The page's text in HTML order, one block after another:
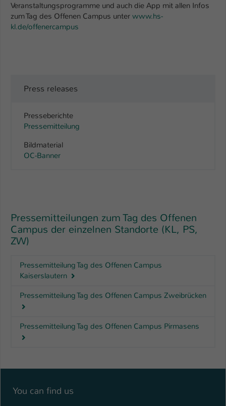
Veranstaltungsprogramme und auch die App mit allen Infos
zum Tag des Offenen Campus unter www.hs-
kl.de/offenercampus
Press releases
Presseberichte
Pressemitteilung
Bildmaterial
OC-Banner
Pressemitteilungen zum Tag des Offenen
Campus der einzelnen Standorte (KL, PS,
ZW)
Pressemitteilung Tag des Offenen Campus
Kaiserslautern
Pressemitteilung Tag des Offenen Campus Zweibrücken
Pressemitteilung Tag des Offenen Campus Pirmasens
You can find us